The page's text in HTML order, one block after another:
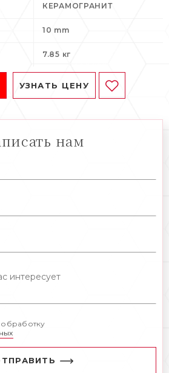
КЕРАМОГРАНИТ
10 mm
7.85 кг
УЗНАТЬ ЦЕНУ
нам